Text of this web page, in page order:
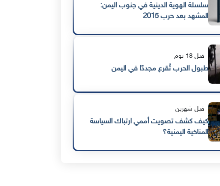
سلسلة الهوية الدينية في جنوب اليمن:
المشهد بعد حرب 2015
قبل 18 يوم
طبول الحرب تُقرع مجددًا في اليمن
قبل شهرين
كيف كشف تصويت أممي ارتباك السياسة
المناخية اليمنية؟